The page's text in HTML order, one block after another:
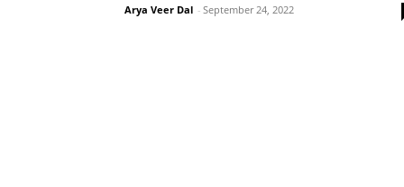
Arya Veer Dal - September 24, 2022